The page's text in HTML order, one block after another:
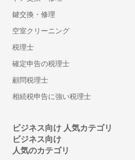
マイナンバー管理システム
採用サイト制作サービス
安否確認システム
1on1ツール
ストレスチェックシステム
年末調整ソフト
人材派遣管理システム
アルコールチェックアプリ
鍵交換・修理
空室クリーニング
税理士
確定申告の税理士
顧問税理士
相続税申告に強い税理士
ビジネス向け 人気カテゴリ
ビジネス向け
人気のカテゴリ